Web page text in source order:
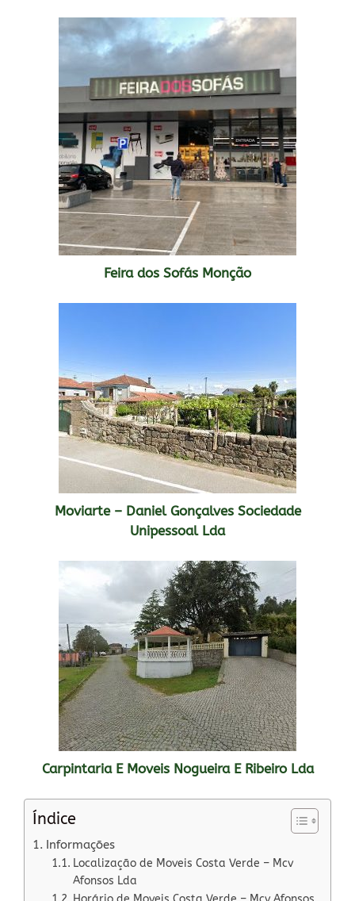
Feira dos Sofás Monção
Moviarte – Daniel Gonçalves Sociedade
Unipessoal Lda
Carpintaria E Moveis Nogueira E Ribeiro Lda
Índice
Informações
Localização de Moveis Costa Verde – Mcv
Afonsos Lda